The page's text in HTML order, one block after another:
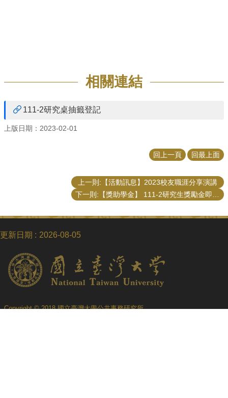
最
消
相關連結
111-2研究桌抽籤登記
上版日期：2023-02-01
回上一頁 回最上面
上一則:【活動訊息】2023校友職涯分享演講
下一則:【獎助學金】 111-2研究生獎勵金即日起受理申請（至112/2/23）
更新日期 2026-08-05
Copyright © 2018 國立臺灣大學公共事務研究所